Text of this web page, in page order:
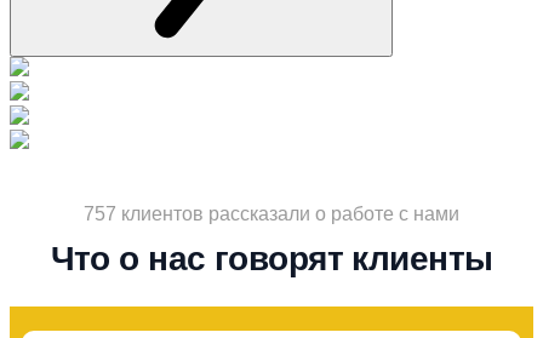
757 клиентов рассказали о работе с нами
Что о нас говорят клиенты